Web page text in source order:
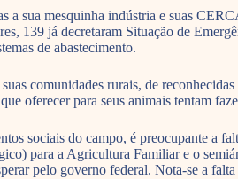
a sua mesquinha indústria e suas
139 já decretaram Situação de
de abastecimento.
comunidades rurais, de
oferecer para seus animais tentam
sociais do campo, é preocupante a
para a Agricultura Familiar e o
pelo governo federal. Nota-se a